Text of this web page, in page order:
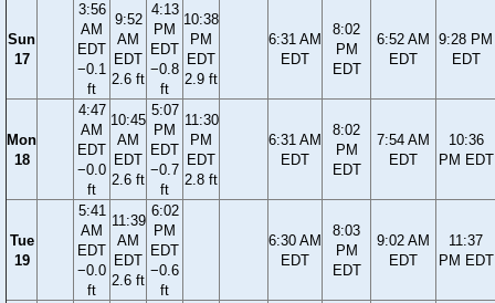
Sun
17
3:56
AM
EDT
−0.1
ft
9:52
AM
EDT
2.6 ft
4:13
PM
EDT
−0.8
ft
10:38
PM
EDT
2.9 ft
6:31 AM
EDT
8:02
PM
EDT
6:52 AM
EDT
9:28 PM
EDT
Mon
18
4:47
AM
EDT
−0.0
ft
10:45
AM
EDT
2.6 ft
5:07
PM
EDT
−0.7
ft
11:30
PM
EDT
2.8 ft
6:31 AM
EDT
8:02
PM
EDT
7:54 AM
EDT
10:36
PM EDT
Tue
19
5:41
AM
EDT
−0.0
ft
11:39
AM
EDT
2.6 ft
6:02
PM
EDT
−0.6
ft
6:30 AM
EDT
8:03
PM
EDT
9:02 AM
EDT
11:37
PM EDT